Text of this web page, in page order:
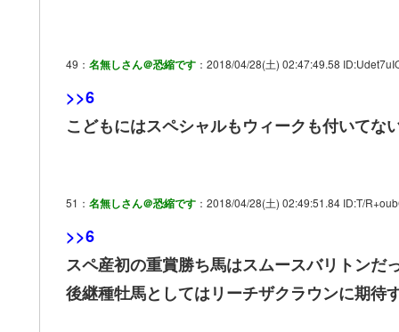
49： 名無しさん＠恐縮です ：2018/04/28(土) 02:47:49.58
>>6
こどもにはスペシャルもウィークも付いてな
51： 名無しさん＠恐縮です ：2018/04/28(土) 02:49:51.84 ID:T/
>>6
スペ産初の重賞勝ち馬はスムースバリトンだ
後継種牡馬としてはリーチザクラウンに期待